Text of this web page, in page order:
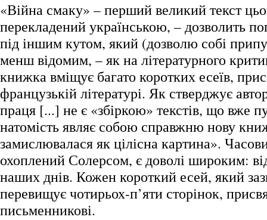
«Війна смаку» – перший великий текст
перекладений українською, – дозволить
під іншим кутом, який (дозволю собі
менш відомим, – як на літературного
книжка вміщує багато коротких есеїв,
французькій літературі. Як стверджує
праця [...] не є «збіркою» текстів, що вже
натомість являє собою справжню нову
замислювалася як цілісна картина».
охоплений Солерсом, є доволі широким:
наших днів. Кожен короткий есей, який
перевищує чотирьох-п’яти сторінок,
письменникові.